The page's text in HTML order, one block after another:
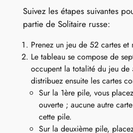
Suivez les étapes suivantes
partie de Solitaire russe:
Prenez un jeu de 52 cartes et
Le tableau se compose de
occupent la totalité du jeu de
distribuez ensuite les cartes
Sur la 1ère pile, vous
ouverte ; aucune autre
cette pile.
Sur la deuxième pile,